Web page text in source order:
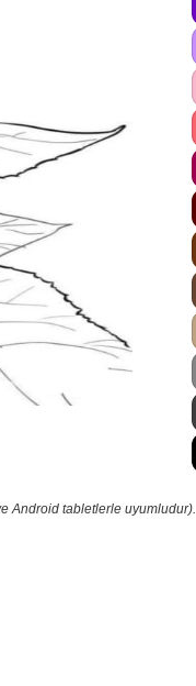
Android tabletlerle uyumludur).